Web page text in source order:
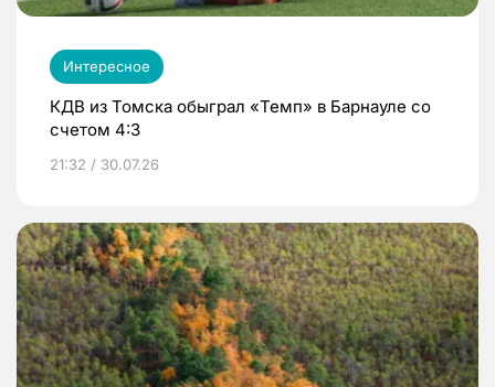
Интересное
КДВ из Томска обыграл «Темп» в Барнауле со
счетом 4:3
21:32 / 30.07.26